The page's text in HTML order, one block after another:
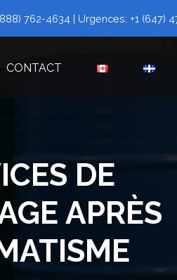
762-4634 | Urgences: +1 (647)
CONTACT
DE
APRÈS